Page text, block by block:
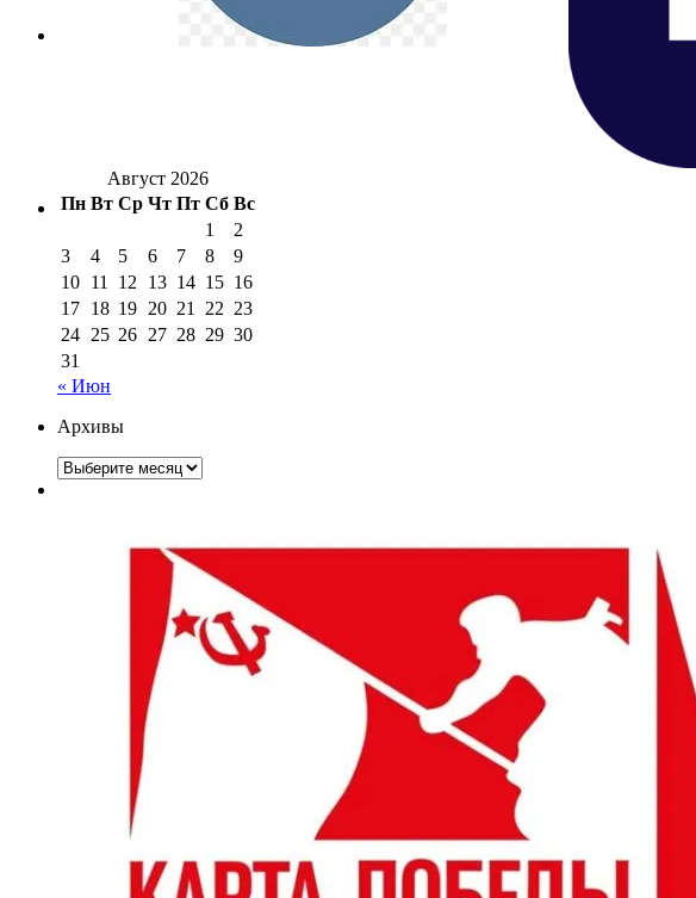
Август 2026
Пн Вт Ср Чт Пт Сб Вс
1
2
3
4 5 6 7 8
9
10 11 12 13 14 15 16
17 18 19 20 21 22 23
24 25 26 27 28 29 30
31
« Июн
Архивы
Архивы